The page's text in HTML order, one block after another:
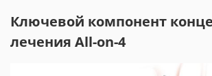
Ключевой компонент
лечения All-on-4